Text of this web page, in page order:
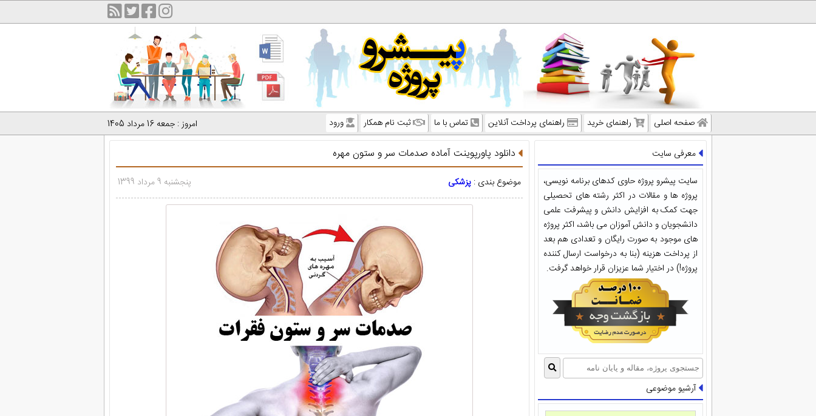
امروز : جمعه 16 مرداد 1405 صفحه اصلی راهنمای خرید راهنمای پرداخت آنلاین تماس با ما ثبت نام همکار ورود
معرفی سایت
سایت پیشرو پروژه حاوی کدهای برنامه نویسی،
پروژه ها و مقالات در اکثر رشته های تحصیلی
جهت کمک به افزایش دانش و پیشرفت علمی
دانشجویان و دانش آموزان می باشد، اکثر پروژه
های موجود به صورت رایگان و تعدادی هم بعد
از پرداخت هزینه (بنا به درخواست ارسال کننده
پروژه!) در اختیار شما عزیزان قرار خواهد گرفت.
آرشیو موضوعی
دانلود پاورپوینت آماده صدمات سر و ستون مهره
موضوع بندی : پزشکی پنجشنبه 9 مرداد 1399